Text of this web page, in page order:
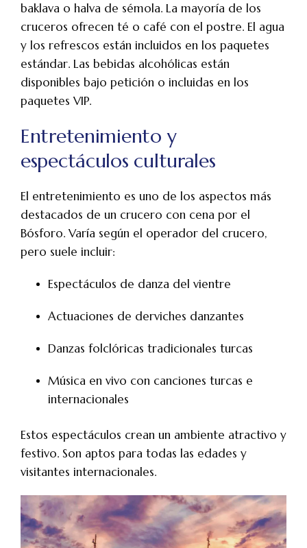
baklava o halva de sémola. La mayoría de los
cruceros ofrecen té o café con el postre. El agua
y los refrescos están incluidos en los paquetes
estándar. Las bebidas alcohólicas están
disponibles bajo petición o incluidas en los
paquetes VIP.
Entretenimiento y
espectáculos culturales
El entretenimiento es uno de los aspectos más
destacados de un crucero con cena por el
Bósforo. Varía según el operador del crucero,
pero suele incluir:
Espectáculos de danza del vientre
Actuaciones de derviches danzantes
Danzas folclóricas tradicionales turcas
Música en vivo con canciones turcas e
internacionales
Estos espectáculos crean un ambiente atractivo y
festivo. Son aptos para todas las edades y
visitantes internacionales.